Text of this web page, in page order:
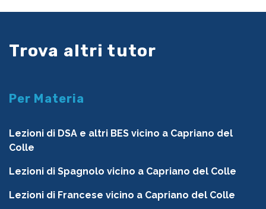
Trova altri tutor
Per Materia
Lezioni di DSA e altri BES vicino a Capriano del
Colle
Lezioni di Spagnolo vicino a Capriano del Colle
Lezioni di Francese vicino a Capriano del Colle